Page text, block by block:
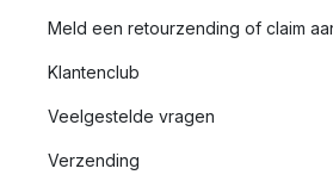
Meld een retourzending of claim
Klantenclub
Veelgestelde vragen
Verzending